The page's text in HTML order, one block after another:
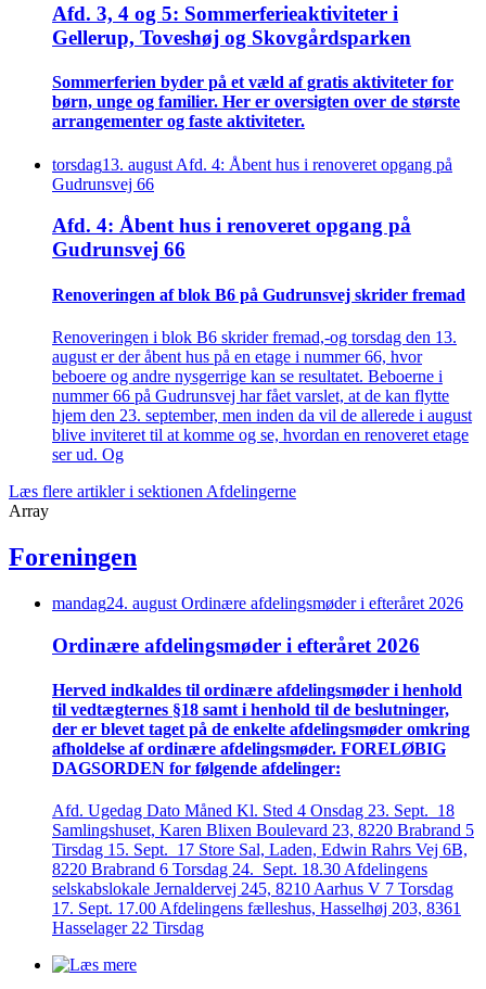
Afd. 3, 4 og 5: Sommer­ferie­aktiviteter i
Gellerup, Toveshøj og Skovgårds­parken
Sommer­ferien byder på et væld af gratis aktiviteter for
børn, unge og familier. Her er oversigten over de største
arrangementer og faste aktiviteter.
torsdag13. august Afd. 4: Åbent hus i renoveret opgang på
Gudrunsvej 66
Afd. 4: Åbent hus i renoveret opgang på
Gudrunsvej 66
Renove­ringen af blok B6 på Gudrunsvej skrider fremad
Renoveringen i blok B6 skrider fremad,-og torsdag den 13.
august er der åbent hus på en etage i nummer 66, hvor
beboere og andre nysgerrige kan se resultatet. Beboerne i
nummer 66 på Gudrunsvej har fået varslet, at de kan flytte
hjem den 23. september, men inden da vil de allerede i august
blive inviteret til at komme og se, hvordan en renoveret etage
ser ud. Og
Læs flere artikler i sektionen Afdelingerne
Array
Foreningen
mandag24. august Ordinære afdelings­møder i efteråret 2026
Ordinære afdelings­møder i efteråret 2026
Herved indkaldes til ordinære afdelings­møder i henhold
til vedtægternes §18 samt i henhold til de beslutninger,
der er blevet taget på de enkelte afdelings­møder omkring
afholdelse af ordinære afdelings­møder. FORELØBIG
DAGSORDEN for følgende afdelinger:
Afd. Ugedag Dato Måned Kl. Sted 4 Onsdag 23. Sept. 18
Samlingshuset, Karen Blixen Boulevard 23, 8220 Brabrand 5
Tirsdag 15. Sept. 17 Store Sal, Laden, Edwin Rahrs Vej 6B,
8220 Brabrand 6 Torsdag 24. Sept. 18.30 Afdelingens
selskabslokale Jernaldervej 245, 8210 Aarhus V 7 Torsdag
17. Sept. 17.00 Afdelingens fælleshus, Hasselhøj 203, 8361
Hasselager 22 Tirsdag